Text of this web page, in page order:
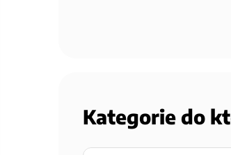
Kategorie do